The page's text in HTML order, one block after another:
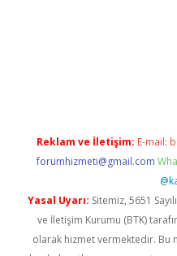
Reklam ve İletişim: E-mail:
forumhizmeti@gmail.com
Yasal Uyarı: Sitemiz, 5651
ve İletişim Kurumu (BTK)
olarak hizmet vermektedir. Bu